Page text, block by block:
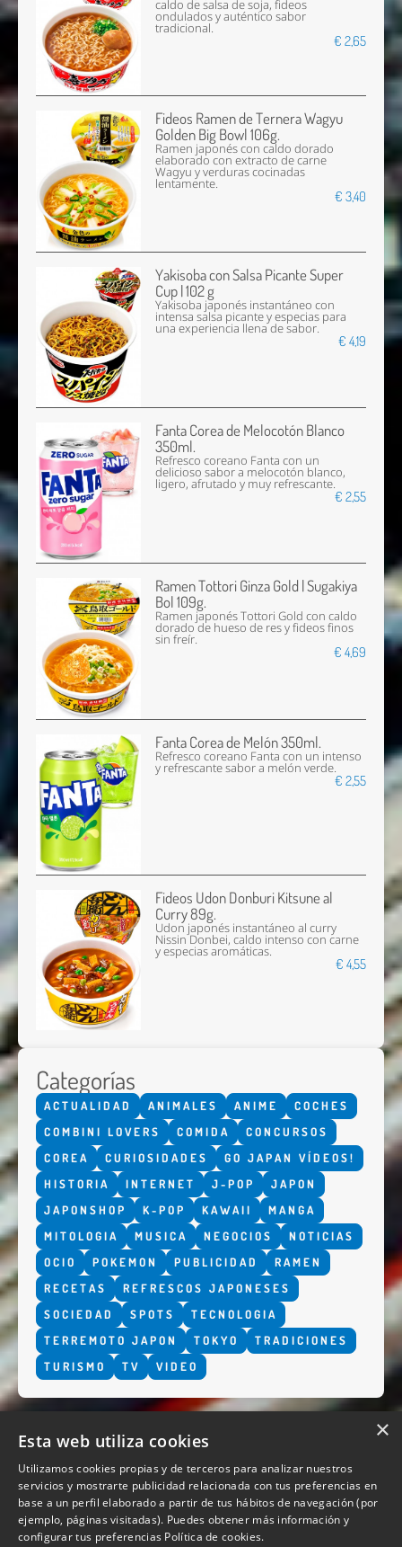
caldo de salsa de soja, fideos
ondulados y auténtico sabor
tradicional.
€ 2,65
Fideos Ramen de Ternera Wagyu
Golden Big Bowl 106g.
Ramen japonés con caldo dorado
elaborado con extracto de carne
Wagyu y verduras cocinadas
lentamente.
€ 3,40
Yakisoba con Salsa Picante Super
Cup | 102 g
Yakisoba japonés instantáneo con
intensa salsa picante y especias para
una experiencia llena de sabor.
€ 4,19
Fanta Corea de Melocotón Blanco
350ml.
Refresco coreano Fanta con un
delicioso sabor a melocotón blanco,
ligero, afrutado y muy refrescante.
€ 2,55
Ramen Tottori Ginza Gold | Sugakiya
Bol 109g.
Ramen japonés Tottori Gold con caldo
dorado de hueso de res y fideos finos
sin freír.
€ 4,69
Fanta Corea de Melón 350ml.
Refresco coreano Fanta con un intenso
y refrescante sabor a melón verde.
€ 2,55
Fideos Udon Donburi Kitsune al
Curry 89g.
Udon japonés instantáneo al curry
Nissin Donbei, caldo intenso con carne
y especias aromáticas.
€ 4,55
Categorías
ACTUALIDAD ANIMALES ANIME
COCHES
COMBINI LOVERS
COMIDA
CONCURSOS
COREA
CURIOSIDADES
GO JAPAN VÍDEOS!
HISTORIA
INTERNET J-POP
JAPON
JAPONSHOP
K-POP KAWAII
MANGA
MITOLOGIA
MUSICA NEGOCIOS
NOTICIAS
OCIO
POKEMON PUBLICIDAD
RAMEN
RECETAS
REFRESCOS JAPONESES
SOCIEDAD
SPOTS
TECNOLOGIA
TERREMOTO JAPON
TOKYO
TRADICIONES
TURISMO
TV VIDEO
QUIENES SOMOS
×
Esta web utiliza cookies
Utilizamos cookies propias y de terceros para analizar nuestros
servicios y mostrarte publicidad relacionada con tus preferencias en
base a un perfil elaborado a partir de tus hábitos de navegación (por
ejemplo, páginas visitadas). Puedes obtener más información y
configurar tus preferencias Política de cookies.